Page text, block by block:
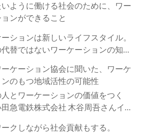
ように働ける社会のために、ワー
ンができること
ションは新しいライフスタイル。
替ではないワーケーションの知ら
ーケーション協会に聞いた、ワーケ
のもつ地域活性の可能性
とワーケーションの価値をつく
急電鉄株式会社 木谷周吾さんイン
クしながら社会貢献もする。